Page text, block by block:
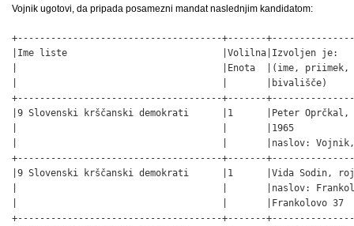
Vojnik ugotovi, da pripada posamezni mandat naslednjim kandidatom:
+-------------------------------------+-------
|Ime liste                            |Volilna|Izvoljen
|                                     |Enota  |(ime,
|                                     |       |bivališče)
+-------------------------------------+-------
|9 Slovenski krščanski demokrati      |1      |Peter
|                                     |       |1965
|                                     |       |naslov: Vojnik,
+-------------------------------------+-------
|9 Slovenski krščanski demokrati      |1      |Vida Sodin,
|                                     |       |naslov:
|                                     |       |Frankolovo
+-------------------------------------+-------